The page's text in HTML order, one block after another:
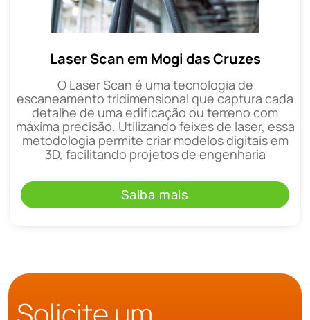
Laser Scan em Mogi das Cruzes
O Laser Scan é uma tecnologia de
escaneamento tridimensional que captura cada
detalhe de uma edificação ou terreno com
máxima precisão. Utilizando feixes de laser, essa
metodologia permite criar modelos digitais em
3D, facilitando projetos de engenharia
Saiba mais